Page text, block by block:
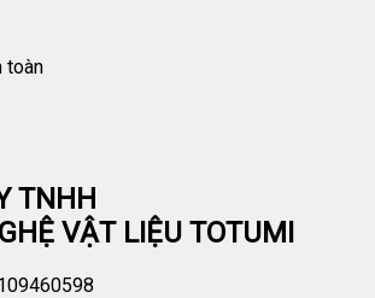
toàn
TNHH
VẬT LIỆU TOTUMI